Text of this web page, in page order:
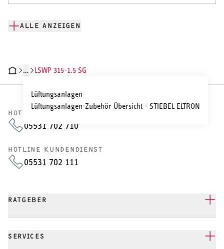
ALLE ANZEIGEN
DATENDOKUMENTE
…
Lüftungsanlagen
Lüftungsanlagen-Zubehör Übersicht - STIEBEL ELTRON
LSWP 315-1.5 SG
HOTLINE VERTRIEB
05531 702 710
HOTLINE KUNDENDIENST
05531 702 111
RATGEBER
SERVICES